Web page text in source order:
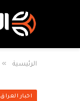
الرئيسية »
اخبار العراق